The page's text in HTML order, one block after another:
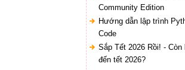
Community Edition
Hướng dẫn lập trình
Code
Sắp Tết 2026 Rồi! -
đến tết 2026?